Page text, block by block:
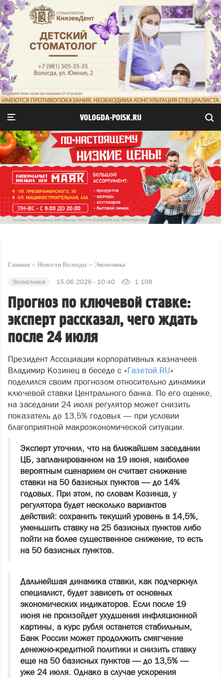
VOLOGDA-POISK.RU
Главная Новости Вологды Экономика
Экономика 15.06.2026 - 10:40 1 108
Прогноз по ключевой ставке:
эксперт рассказал, чего ждать
после 24 июля
Президент Ассоциации корпоративных казначеев
Владимир Козинец в беседе с «Газетой.RU»
поделился своим прогнозом относительно динамики
ключевой ставки Центрального банка. По его оценке,
на заседании 24 июля регулятор может снизить
показатель до 13,5% годовых — при условии
благоприятной макроэкономической ситуации.
Эксперт уточнил, что на ближайшем заседании
ЦБ, запланированном на 19 июня, наиболее
вероятным сценарием он считает снижение
ставки на 50 базисных пунктов — до 14%
годовых. При этом, по словам Козинца, у
регулятора будет несколько вариантов
действий: сохранить текущий уровень в 14,5%,
уменьшить ставку на 25 базисных пунктов либо
пойти на более существенное снижение, то есть
на 50 базисных пунктов.
Дальнейшая динамика ставки, как подчеркнул
специалист, будет зависеть от основных
экономических индикаторов. Если после 19
июня не произойдет ухудшения инфляционной
картины, а курс рубля останется стабильным,
Банк России может продолжить смягчение
денежно‑кредитной политики и снизить ставку
еще на 50 базисных пунктов — до 13,5% —
уже 24 июля. Однако в случае ускорения